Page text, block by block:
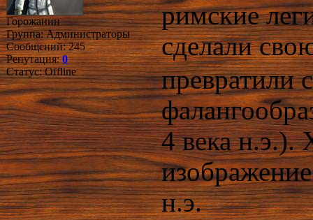
Горожанин
Группа: Администраторы
Сообщений:245
Репутация:0
Статус:Offline
римские
сделали
превратили
4 века н.э.).
н.э.